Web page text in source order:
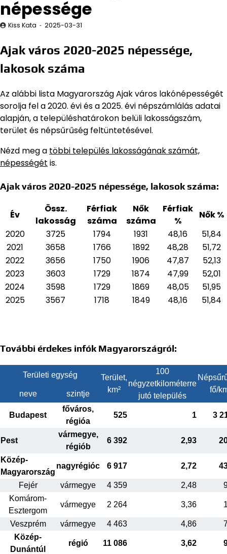
népessége
Kiss Kata 2025-03-31
Ajak város 2020-2025 népessége,
lakosok száma
Az alábbi lista Magyarország Ajak város lakónépességét
sorolja fel a 2020. évi és a 2025. évi népszámlálás adatai
alapján,a településhatárokon belüli lakosságszám,
terület és népsűrűség feltüntetésével.
Nézd meg a többi település lakosságának számát,
népességét is.
Ajak város 2020-2025 népessége, lakosok száma:
Év
Össz.
lakosság
Férfiak
száma
Nők
száma
Férfiak
%
Nők %
2020
3725 1794 1931 48,16
51,84
2021
3658 1766 1892 48,28
51,72
2022
3656 1750 1906 47,87
52,13
2023
3603 1729 1874 47,99
52,01
2024
3598 1729 1869 48,05
51,95
2025
3567 1718 1849 48,16 51,84
További érdekes infók Magyarországról:
Területi egység
Terület,
km²
100
négyzetkilométerre
jutó település
fő/
neve szintje
Budapest
főváros,
régióa
525 1 3
Pest
vármegye,
régiób
6 392 2,93
Közép-
Magyarország
nagyrégióc 6 917 2,72
Fejér vármegye 4 359 2,48
Komárom-
Esztergom
vármegye 2 264 3,36
Veszprém vármegye 4 463 4,86
Közép-
Dunántúl
régió 11 086 3,62